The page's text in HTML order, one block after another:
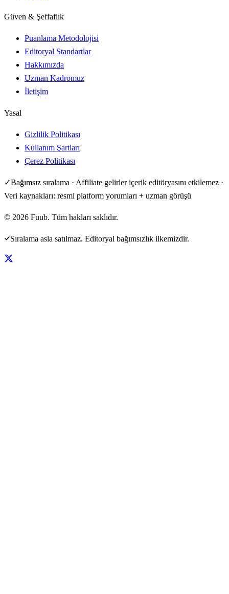
Güven & Şeffaflık
Puanlama Metodolojisi
Editoryal Standartlar
Hakkımızda
Uzman Kadromuz
İletişim
Yasal
Gizlilik Politikası
Kullanım Şartları
Çerez Politikası
✓Bağımsız sıralama · Affiliate gelirler içerik editöryasını etkilemez ·
Veri kaynakları: resmi platform yorumları + uzman görüşü
© 2026 Fuub. Tüm hakları saklıdır.
Sıralama asla satılmaz. Editoryal bağımsızlık ilkemizdir.